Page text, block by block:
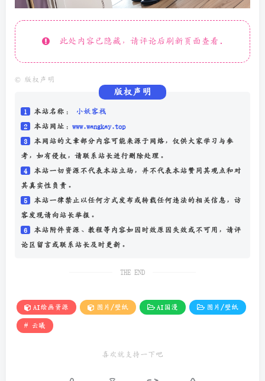
此处内容已隐藏，请评论后刷新页面查看.
© 版权声明
版权声明
1 本站名称： 小妖客栈
2 本站网址： www.wangkay.top
3
本网站的文章部分内容可能来源于网络，仅供大家学习与参
考，如有侵权，请联系站长进行删除处理。
4
本站一切资源不代表本站立场，并不代表本站赞同其观点和对
其真实性负责。
5
本站一律禁止以任何方式发布或转载任何违法的相关信息，访
客发现请向站长举报。
6
本站附件资源、教程等内容如因时效原因失效或不可用，请评
论区留言或联系站长及时更新。
THE END
AI绘画资源 图片/壁纸 AI国漫 图片/壁纸
# 云曦
喜欢就支持一下吧